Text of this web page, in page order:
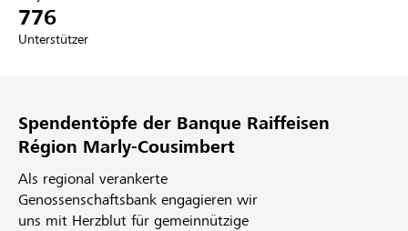
DE
776
Unterstützer
Spendentöpfe der Banque Raiffeisen
Région Marly-Cousimbert
Als regional verankerte
Genossenschaftsbank engagieren wir
uns mit Herzblut für gemeinnützige